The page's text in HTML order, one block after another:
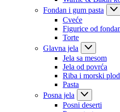
Fondan i gum pasta
Cveće
Figurice od
Torte
Glavna jela
Jela sa mesom
Jela od povrća
Riba i morski
Pasta
Posna jela
Posni deserti